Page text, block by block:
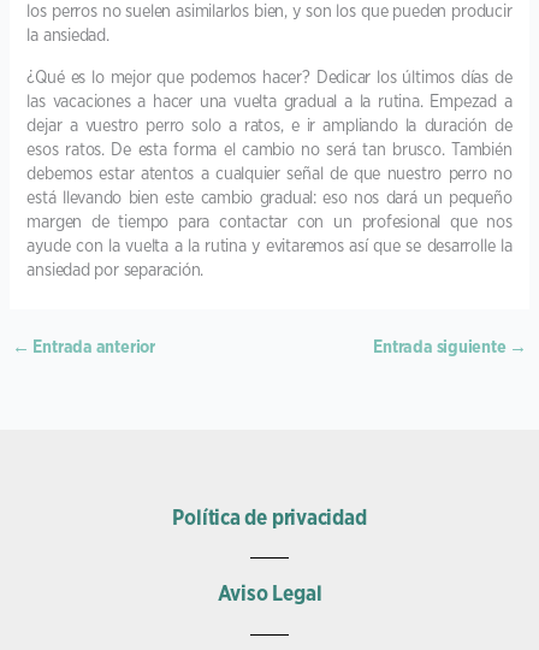
los perros no suelen asimilarlos bien, y son los que pueden producir
la ansiedad.
¿Qué es lo mejor que podemos hacer? Dedicar los últimos días de
las vacaciones a hacer una vuelta gradual a la rutina. Empezad a
dejar a vuestro perro solo a ratos, e ir ampliando la duración de
esos ratos. De esta forma el cambio no será tan brusco. También
debemos estar atentos a cualquier señal de que nuestro perro no
está llevando bien este cambio gradual: eso nos dará un pequeño
margen de tiempo para contactar con un profesional que nos
ayude con la vuelta a la rutina y evitaremos así que se desarrolle la
ansiedad por separación.
← Entrada anterior Entrada siguiente →
Política de privacidad
Aviso Legal